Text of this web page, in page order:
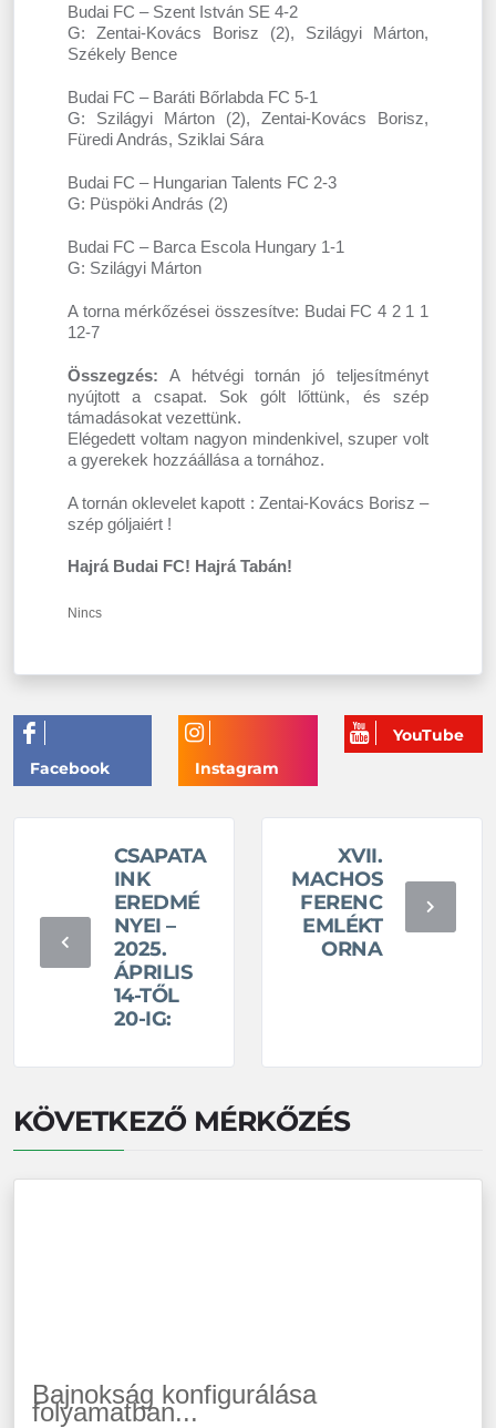
Budai FC – Szent István SE 4-2
G: Zentai-Kovács Borisz (2), Szilágyi Márton,
Székely Bence
Budai FC – Baráti Bőrlabda FC 5-1
G: Szilágyi Márton (2), Zentai-Kovács Borisz,
Füredi András, Sziklai Sára
Budai FC – Hungarian Talents FC 2-3
G: Püspöki András (2)
Budai FC – Barca Escola Hungary 1-1
G: Szilágyi Márton
A torna mérkőzései összesítve: Budai FC 4 2 1 1
12-7
Összegzés: A hétvégi tornán jó teljesítményt
nyújtott a csapat. Sok gólt lőttünk, és szép
támadásokat vezettünk.
Elégedett voltam nagyon mindenkivel, szuper volt
a gyerekek hozzáállása a tornához.
A tornán oklevelet kapott : Zentai-Kovács Borisz –
szép góljaiért !
Hajrá Budai FC! Hajrá Tabán!
Nincs
CSAPATA
INK
EREDMÉ
NYEI –
2025.
ÁPRILIS
14-TŐL
20-IG:
XVII.
MACHOS
FERENC
EMLÉKT
ORNA
KÖVETKEZŐ MÉRKŐZÉS
Bajnokság konfigurálása
folyamatban...